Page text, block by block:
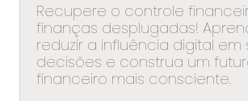
Recupere o controle
finanças desplugadas!
reduzir a influência digital em
decisões e construa um
financeiro mais consciente.